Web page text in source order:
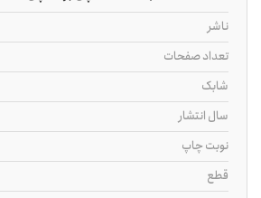
ناشر
تعداد صفحات
شابک
سال انتشار
نوبت چاپ
قطع